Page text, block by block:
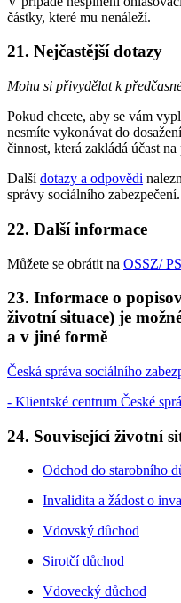
částky, které mu nenáleží.
21. Nejčastější dotazy
Mohu si přivydělat k
Pokud chcete, aby se vám
nesmíte vykonávat do
činnost, která zakládá účast na
Dalšídotazy a odpovědi
správy sociálního zabezpečení.
22. Další informace
Můžete se obrátit na OSSZ/
23. Informace o
životní situace) je
a v jiné formě
Česká správa sociálního
- Klientské centrum České
24. Související životní
Odchod do starobního
Invalidita a žádost o
Vdovský důchod
Sirotčí důchod
Vdovecký důchod